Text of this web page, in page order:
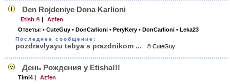
Den Rojdeniye Dona Karlioni
Etish ® |
Azfen
Ответы: • CuteGuy • DonCarlioni • PeryKery • DonCarlioni • Leka23
Последнее сообщение:
pozdravlyayu tebya s prazdnikom ... © CuteGuy
День Рождения у Etisha!!!
Timi4 |
Azfen